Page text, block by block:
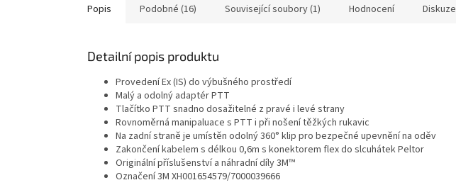
Popis Podobné (16) Související soubory (1) Hodnocení Diskuze
Detailní popis produktu
Provedení Ex (IS) do výbušného prostředí
Malý a odolný adaptér PTT
Tlačítko PTT snadno dosažitelné z pravé i levé strany
Rovnoměrná manipaluace s PTT i při nošení těžkých rukavic
Na zadní straně je umístěn odolný 360° klip pro bezpečné upevnění na oděv
Zakončení kabelem s délkou 0,6m s konektorem flex do slcuhátek Peltor
Originální příslušenství a náhradní díly 3M™
Označení 3M XH001654579/7000039666